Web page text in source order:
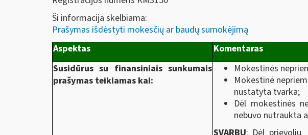
Ši informacija skelbiama:
Prašymas išdėstyti mokesčių ar baudų sumokėjimą
Aspektas
Komentaras
Susidūrus su finansiniais sunkumais
prašymas teikiamas kai:
Mokestinės
Mokestinė
nustatyta tvarka;
Dėl mokestinės
nebuvo nutraukta